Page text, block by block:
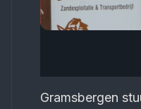
Gramsbergen